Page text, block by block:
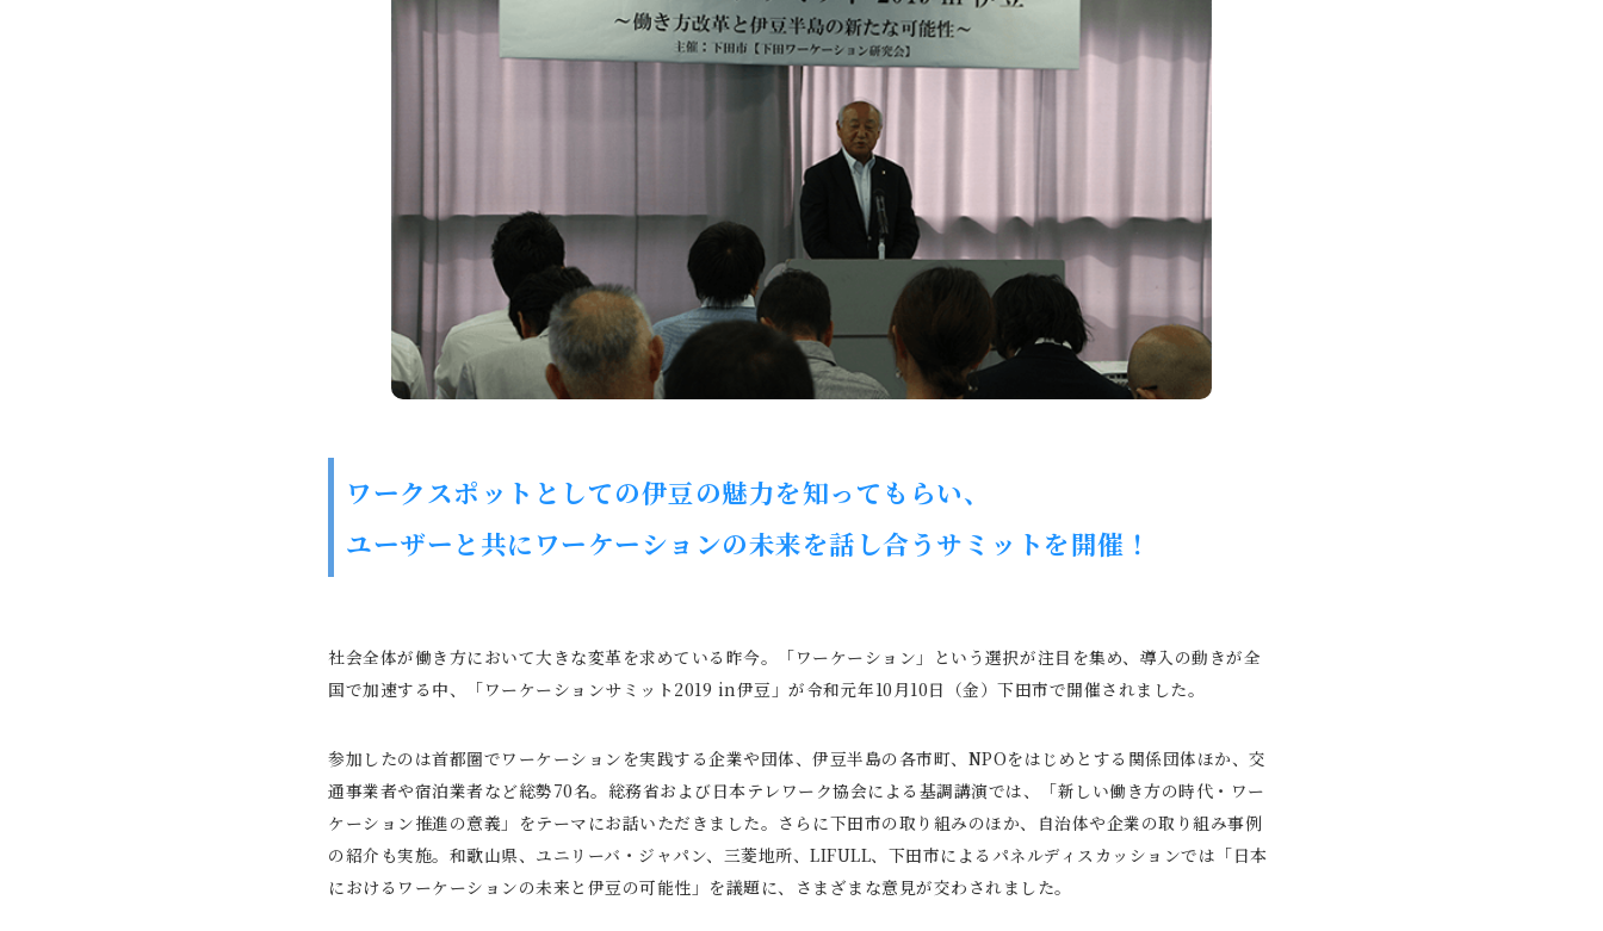
ワークスポットとしての伊豆の魅力を知ってもらい、
ユーザーと共にワーケーションの未来を話し合うサミットを開催！
社会全体が働き方において大きな変革を求めている昨今。「ワーケーション」という選択が注目を集め、導入の動きが全
国で加速する中、「ワーケーションサミット2019 in伊豆」が令和元年10月10日（金）下田市で開催されました。
参加したのは首都圏でワーケーションを実践する企業や団体、伊豆半島の各市町、NPOをはじめとする関係団体ほか、交
通事業者や宿泊業者など総勢70名。総務省および日本テレワーク協会による基調講演では、「新しい働き方の時代・ワー
ケーション推進の意義」をテーマにお話いただきました。さらに下田市の取り組みのほか、自治体や企業の取り組み事例
の紹介も実施。和歌山県、ユニリーバ・ジャパン、三菱地所、LIFULL、下田市によるパネルディスカッションでは「日本
におけるワーケーションの未来と伊豆の可能性」を議題に、さまざまな意見が交わされました。